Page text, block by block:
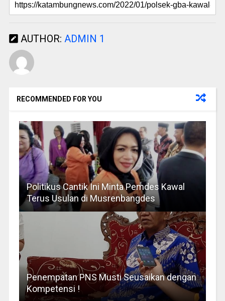
AUTHOR: ADMIN 1
RECOMMENDED FOR YOU
Politikus Cantik Ini Minta Pemdes Kawal
Terus Usulan di Musrenbangdes
Penempatan PNS Musti Seusaikan dengan
Kompetensi !